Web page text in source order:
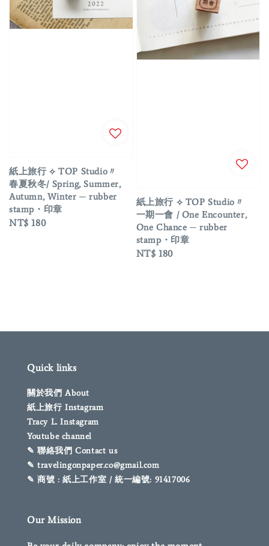
紙上旅行 ⟡ TOP Studio〃
春夏秋冬/ Spring, Summer,
Autumn, Winter ─ rubber
stamp・印章
Regular
NT$ 180
紙上旅行 ⟡ TOP Studio〃
一期一會 / One Encounter,
One Chance ─ rubber
stamp・印章
Regular
NT$ 180
Quick links
關於我們 About
紙上旅行 Instagram
Tracy L. Instagram
Youtube channel
✎ 聯絡我們 Contact us
✎ travelingonpaper.co@gmail.com
✎ 商號 : 紙上工作室 / 統一編號: 91417006
Our Mission